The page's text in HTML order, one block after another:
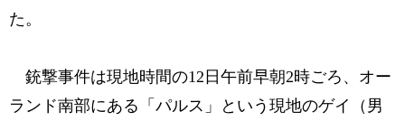
た。
銃撃事件は現地時間の12日午前早朝2時ごろ、オー
ランド南部にある「パルス」という現地のゲイ（男